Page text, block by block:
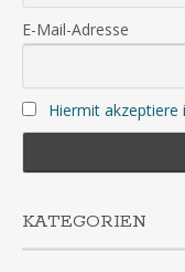
E-Mail-Adresse
Hiermit
KATEGORIEN